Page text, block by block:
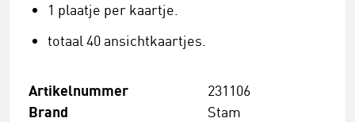
1 plaatje per kaartje.
totaal 40 ansichtkaartjes.
Artikelnummer 231106
Brand Stam